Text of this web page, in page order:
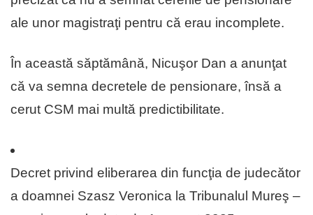
ale unor magistraţi pentru că erau incomplete.
În această săptămână, Nicuşor Dan a anunţat
că va semna decretele de pensionare, însă a
cerut CSM mai multă predictibilitate.
Decret privind eliberarea din funcţia de judecător
a doamnei Szasz Veronica la Tribunalul Mureş –